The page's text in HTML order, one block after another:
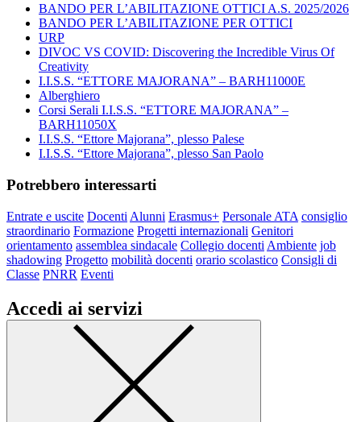
BANDO PER L’ABILITAZIONE OTTICI A.S. 2025/2026
BANDO PER L’ABILITAZIONE PER OTTICI
URP
DIVOC VS COVID: Discovering the Incredible Virus Of
Creativity
I.I.S.S. “ETTORE MAJORANA” – BARH11000E
Alberghiero
Corsi Serali I.I.S.S. “ETTORE MAJORANA” –
BARH11050X
I.I.S.S. “Ettore Majorana”, plesso Palese
I.I.S.S. “Ettore Majorana”, plesso San Paolo
Potrebbero interessarti
Entrate e uscite Docenti Alunni Erasmus+ Personale ATA consiglio
straordinario Formazione Progetti internazionali Genitori
orientamento assemblea sindacale Collegio docenti Ambiente job
shadowing Progetto mobilità docenti orario scolastico Consigli di
Classe PNRR Eventi
Accedi ai servizi